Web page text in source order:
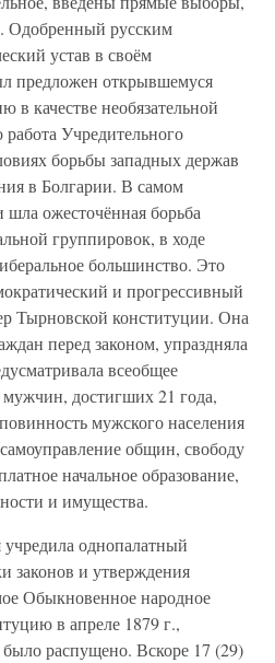
Одобренный русским
устав в своём
предложен открывшемуся
в качестве необязательной
Учредительного
борьбы западных держав
в Болгарии. В самом
ожесточённая борьба
группировок, в ходе
большинство. Это
и прогрессивный
Тырновской конституции. Она
перед законом, упраздняла
всеобщее
мужчин, достигших 21 года,
мужского населения
общин, свободу
начальное образование,
и имущества.
однопалатный
законов и утверждения
Обыкновенное народное
в апреле 1879 г.,
распущено. Вскоре 17 (29)